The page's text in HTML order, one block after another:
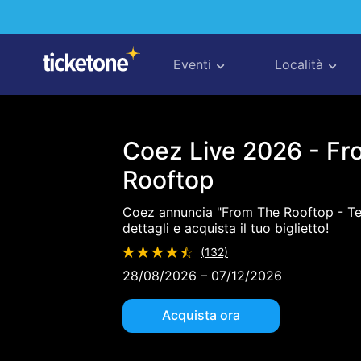
Eventi Località
-
From
The
Coez Live 2026 -
Rooftop
Coez annuncia "From The Rooftop -
dettagli e acquista il tuo biglietto!
(132)
28/08/2026 – 07/12/2026
Acquista ora